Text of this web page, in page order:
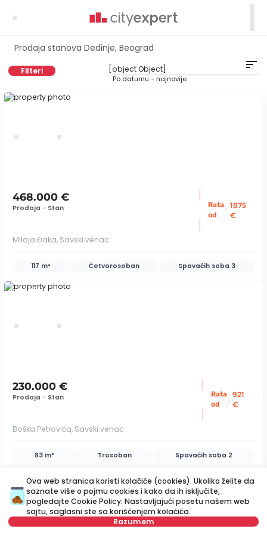
Prodaja stanova Dedinje, Beograd
Filteri sort
Po datumu - najnovije
ID 38574
468.000 €
Prodaja • Stan
Rata
od
: 1875
€
Miloja Đaka, Savski venac
117 m² Četvorosoban Spavaćih soba 3
ID 70341
230.000 €
Prodaja • Stan
Rata
od
: 921
€
Boška Petrovića, Savski venac
83 m² Trosoban Spavaćih soba 2
ID 18711
saveSačuvajte pretragu
Ova web stranica koristi kolačiće (cookies). Ukoliko želite da
saznate više o pojmu cookies i kako da ih isključite,
pogledajte Cookie Policy. Nastavljajući posetu našem web
sajtu, saglasni ste sa korišćenjem kolačića.
Razumem